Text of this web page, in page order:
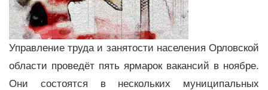
Управление труда и занятости населения Орловской
области проведёт пять ярмарок вакансий в ноябре.
Они состоятся в нескольких муниципальных